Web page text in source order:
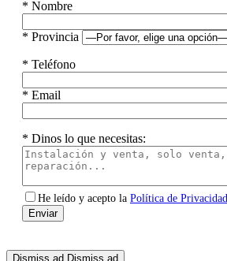
* Nombre
* Provincia
* Teléfono
* Email
* Dinos lo que necesitas:
He leído y acepto la Política de Privacidad
Dismiss ad Dismiss ad